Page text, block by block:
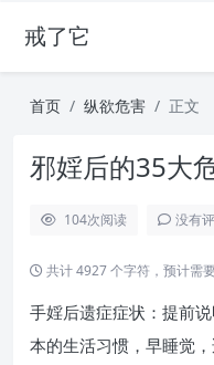
戒了它
首页 纵欲危害 正文
邪婬后的35大
104次阅读 没有
共计 4927 个字符，预计需
手婬后遗症症状：提前说
本的生活习惯，早睡觉